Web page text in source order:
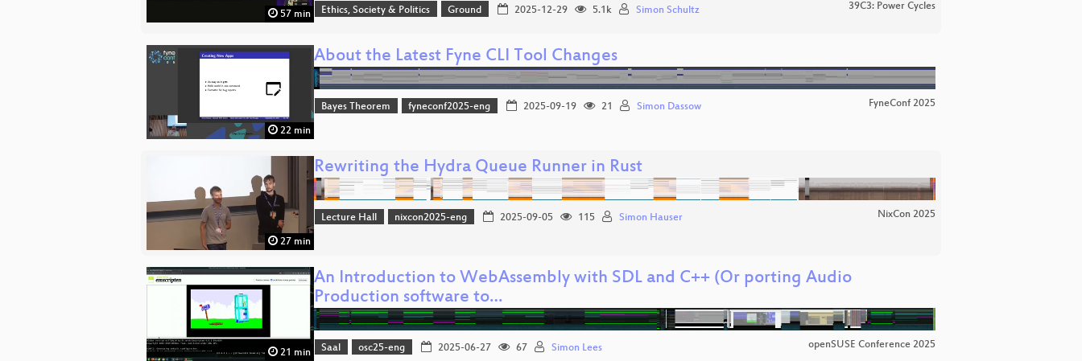
57 min Ethics, Society & Politics Ground 2025-12-29 5.1k Simon Schultz 39C3: Power Cycles
22 min
About the Latest Fyne CLI Tool Changes
Bayes Theorem fyneconf2025-eng 2025-09-19 21 Simon Dassow FyneConf 2025
27 min
Rewriting the Hydra Queue Runner in Rust
Lecture Hall nixcon2025-eng 2025-09-05 115 Simon Hauser NixCon 2025
21 min
An Introduction to WebAssembly with SDL and C++ (Or porting Audio
Production software to…
Saal osc25-eng 2025-06-27 67 Simon Lees openSUSE Conference 2025